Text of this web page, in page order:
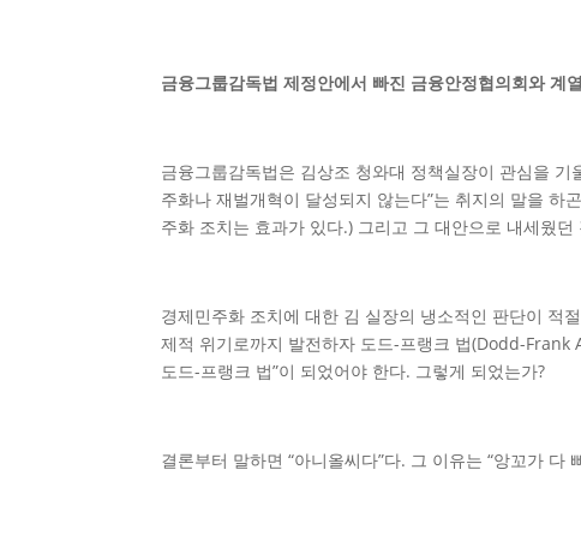
금융그룹감독법 제정안에서 빠진 금융안정협의회와 계
금융그룹감독법은 김상조 청와대 정책실장이 관심을
주화나 재벌개혁이 달성되지 않는다”는 취지의 말을 하
주화 조치는 효과가 있다.) 그리고 그 대안으로 내세웠
경제민주화 조치에 대한 김 실장의 냉소적인 판단이 적
제적 위기로까지 발전하자 도드-프랭크 법(Dodd-Frank
도드-프랭크 법”이 되었어야 한다. 그렇게 되었는가?
결론부터 말하면 “아니올씨다”다. 그 이유는 “앙꼬가